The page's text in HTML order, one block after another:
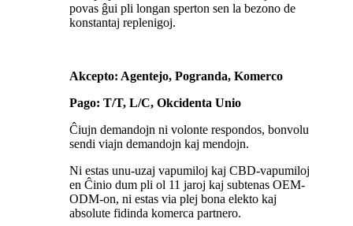
povas ĝui pli longan sperton sen la bezono de
konstantaj replenigoj.
Akcepto: Agentejo, Pogranda, Komerco
Pago: T/T, L/C, Okcidenta Unio
Ĉiujn demandojn ni volonte respondos, bonvolu
sendi viajn demandojn kaj mendojn.
Ni estas unu-uzaj vapumiloj kaj CBD-vapumiloj
en Ĉinio dum pli ol 11 jaroj kaj subtenas OEM-
ODM-on, ni estas via plej bona elekto kaj
absolute fidinda komerca partnero.